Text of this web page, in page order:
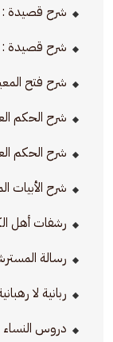
شرح قصيدة :
شرح قصيدة :
شرح فتح
شرح الحكم
شرح الحكم
شرح الأبيات
رشفات أهل
رسالة
ربانية لا
دروس النساء